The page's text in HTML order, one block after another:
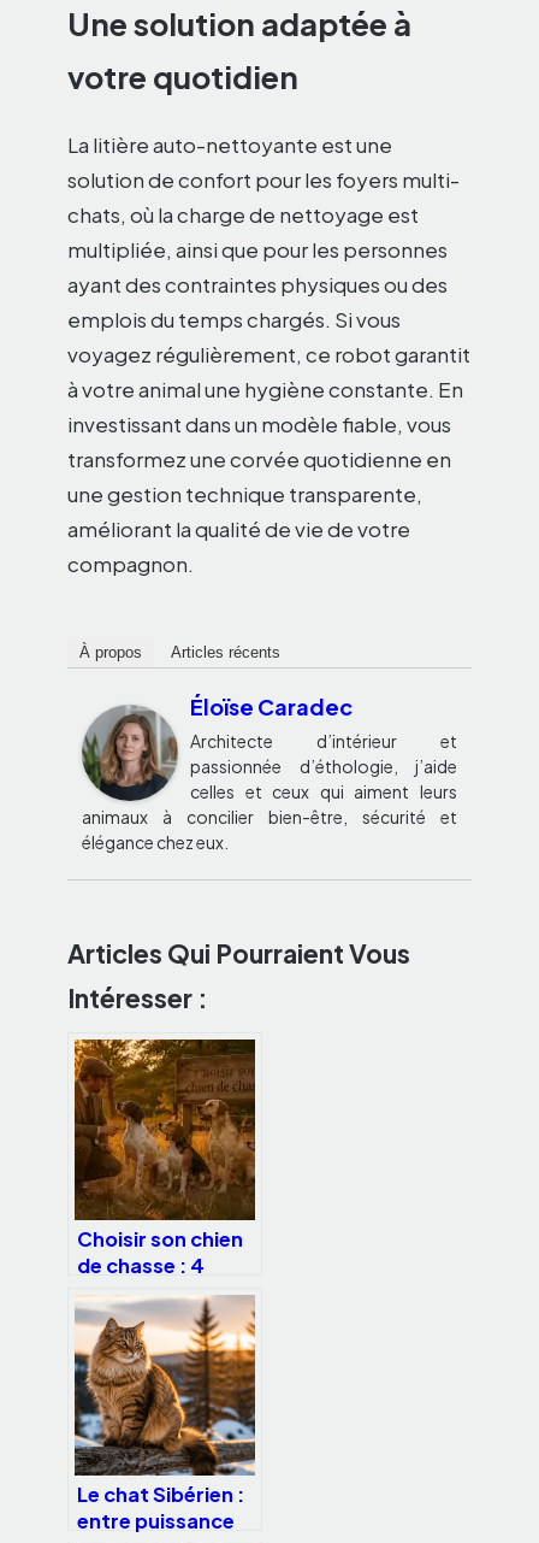
Une solution adaptée à
votre quotidien
La litière auto-nettoyante est une
solution de confort pour les foyers multi-
chats, où la charge de nettoyage est
multipliée, ainsi que pour les personnes
ayant des contraintes physiques ou des
emplois du temps chargés. Si vous
voyagez régulièrement, ce robot garantit
à votre animal une hygiène constante. En
investissant dans un modèle fiable, vous
transformez une corvée quotidienne en
une gestion technique transparente,
améliorant la qualité de vie de votre
compagnon.
À propos Articles récents
Éloïse Caradec
Architecte d’intérieur et
passionnée d’éthologie, j’aide
celles et ceux qui aiment leurs
animaux à concilier bien-être, sécurité et
élégance chez eux.
Articles Qui Pourraient Vous
Intéresser :
Choisir son chien
de chasse : 4
familles et leurs
spécialités pour
réussir votre
binôme
Le chat Sibérien :
entre puissance